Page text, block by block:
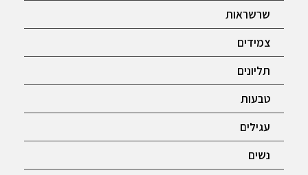
שרשראות
צמידים
תליונים
טבעות
עגילים
נשים